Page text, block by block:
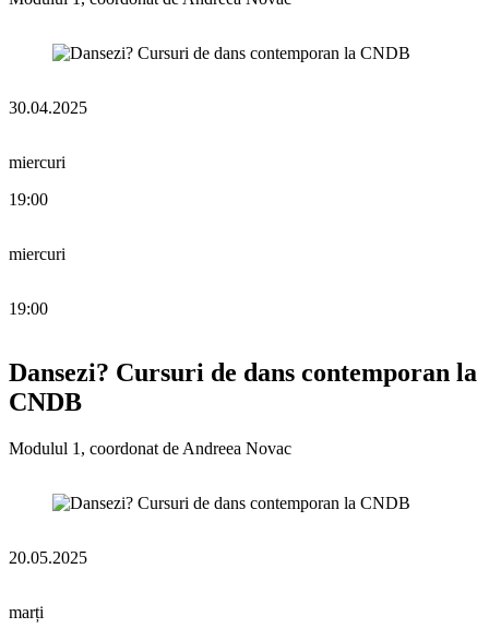
30.04.2025
miercuri
19:00
miercuri
19:00
Dansezi? Cursuri de dans contemporan la
CNDB
Modulul 1, coordonat de Andreea Novac
20.05.2025
marți